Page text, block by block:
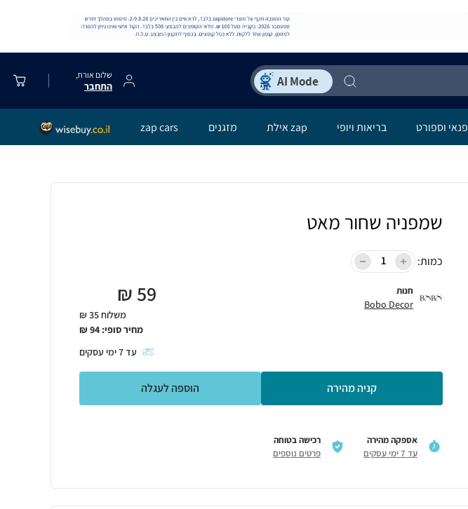
שלום אורח,
התחבר
פנאי וספורט בריאות ויופי zap אילת מזגנים zap cars
שמפניה שחור מאט
כמות:
חנות
Bobo Decor
59
₪
משלוח 35 ₪
מחיר סופי: 94
₪
עד7ימי עסקים
קניה מהירה הוספה לעגלה
אספקה מהירה
עד 7 ימי עסקים
רכישה בטוחה
פרטים נוספים